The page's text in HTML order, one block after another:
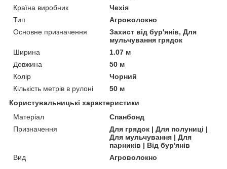
Країна виробник
Чехія
Тип
Агроволокно
Основне призначення
Захист від бур'янів, Для
мульчування грядок
Ширина
1.07 м
Довжина
50 м
Колір
Чорний
Кількість метрів в рулоні
50 м
Користувальницькі характеристики
Матеріал
Спанбонд
Призначення
Для грядок | Для полуниці |
Для мульчування | Для
парників | Від бур'янів
Вид
Агроволокно